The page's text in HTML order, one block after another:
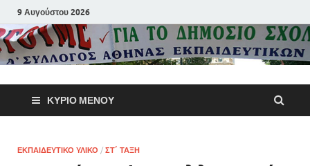
9 Αυγούστου 2026
Α΄
Αθηνών
ΚΎΡΙΟ ΜΕΝΟΎ
ΕΚΠΑΙΔΕΥΤΙΚΌ ΥΛΙΚΌ / ΣΤ΄ ΤΆΞΗ